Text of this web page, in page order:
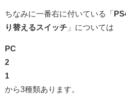
ちなみに一番右に付いている「
り替えるスイッチ 」については
PC
2
1
から3種類あります。